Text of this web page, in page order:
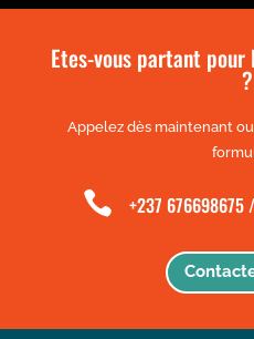
Etes-vous partant pour
?
Appelez dès maintenant
 +237 676698675